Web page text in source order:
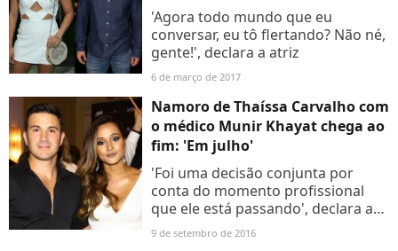
'Agora todo mundo que eu
conversar, eu tô flertando? Não né,
gente!', declara a atriz
6 de março de 2017
Namoro de Thaíssa Carvalho com
o médico Munir Khayat chega ao
fim: 'Em julho'
'Foi uma decisão conjunta por
conta do momento profissional
que ele está passando', declara a
atriz
9 de setembro de 2016